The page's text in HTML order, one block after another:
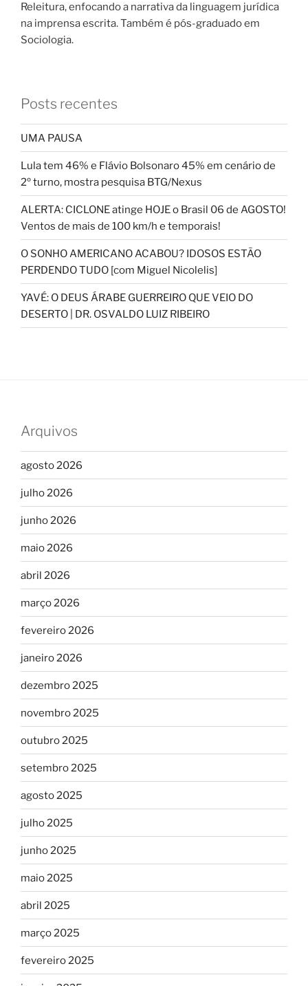
Releitura, enfocando a narrativa da linguagem jurídica
na imprensa escrita. Também é pós-graduado em
Sociologia.
Posts recentes
UMA PAUSA
Lula tem 46% e Flávio Bolsonaro 45% em cenário de
2º turno, mostra pesquisa BTG/Nexus
ALERTA: CICLONE atinge HOJE o Brasil 06 de AGOSTO!
Ventos de mais de 100 km/h e temporais!
O SONHO AMERICANO ACABOU? IDOSOS ESTÃO
PERDENDO TUDO [com Miguel Nicolelis]
YAVÉ: O DEUS ÁRABE GUERREIRO QUE VEIO DO
DESERTO | DR. OSVALDO LUIZ RIBEIRO
Arquivos
agosto 2026
julho 2026
junho 2026
maio 2026
abril 2026
março 2026
fevereiro 2026
janeiro 2026
dezembro 2025
novembro 2025
outubro 2025
setembro 2025
agosto 2025
julho 2025
junho 2025
maio 2025
abril 2025
março 2025
fevereiro 2025